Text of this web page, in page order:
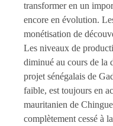
transformer en un
encore en évolution.
monétisation de
Les niveaux de
diminué au cours de la
projet sénégalais de
faible, est toujours en
mauritanien de
complètement cessé à